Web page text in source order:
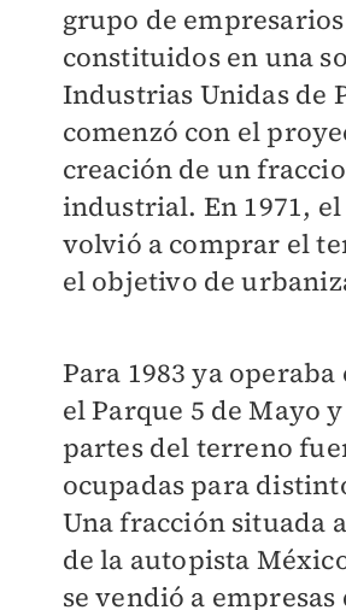
grupo de empresarios
constituidos en una
Industrias Unidas de
comenzó con el
creación de un
industrial. En 1971,
volvió a comprar el
el objetivo de
Para 1983 ya operaba
el Parque 5 de Mayo
partes del terreno
ocupadas para
Una fracción situada
de la autopista
se vendió a empresas